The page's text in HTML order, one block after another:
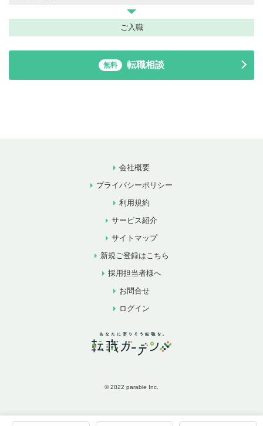
ご入職
無料 転職相談
会社概要
プライバシーポリシー
利用規約
サービス紹介
サイトマップ
新規ご登録はこちら
採用担当者様へ
お問合せ
ログイン
© 2022 parable Inc.